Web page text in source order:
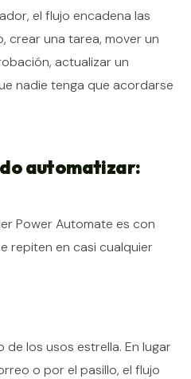
el flujo encadena las
crear una tarea, mover un
actualizar un
nadie tenga que acordarse
automatizar:
Power Automate es con
repiten en casi cualquier
los usos estrella. En lugar
o por el pasillo, el flujo